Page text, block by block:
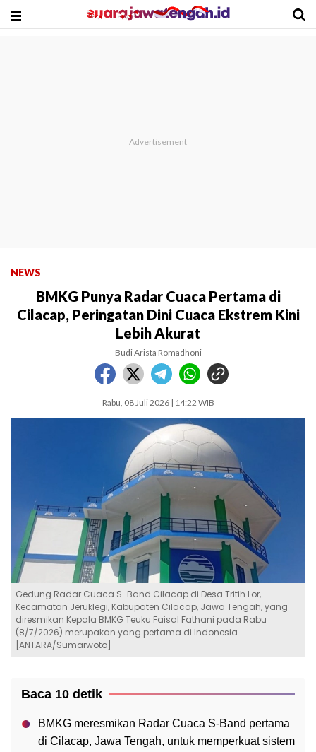
NEWS
BMKG Punya Radar Cuaca Pertama di
Cilacap, Peringatan Dini Cuaca Ekstrem Kini
Lebih Akurat
Budi Arista Romadhoni
Rabu, 08 Juli 2026 | 14:22 WIB
Gedung Radar Cuaca S-Band Cilacap di Desa Tritih Lor,
Kecamatan Jeruklegi, Kabupaten Cilacap, Jawa Tengah, yang
diresmikan Kepala BMKG Teuku Faisal Fathani pada Rabu
(8/7/2026) merupakan yang pertama di Indonesia.
[ANTARA/Sumarwoto]
Baca 10 detik
BMKG meresmikan Radar Cuaca S-Band pertama
di Cilacap, Jawa Tengah, untuk memperkuat sistem